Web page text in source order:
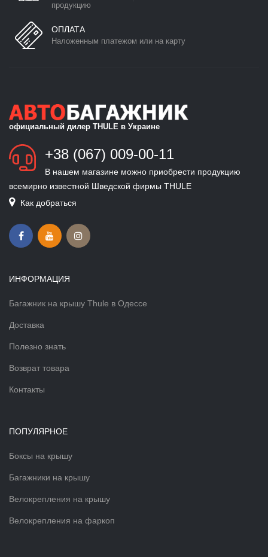
продукцию
ОПЛАТА
Наложенным платежом или на карту
официальный дилер THULE в Украине
+38 (067) 009-00-11
В нашем магазине можно приобрести продукцию
всемирно известной Шведской фирмы THULE
Как добраться
ИНФОРМАЦИЯ
Багажник на крышу Thule в Одессе
Доставка
Полезно знать
Возврат товара
Контакты
ПОПУЛЯРНОЕ
Боксы на крышу
Багажники на крышу
Велокрепления на крышу
Велокрепления на фаркоп